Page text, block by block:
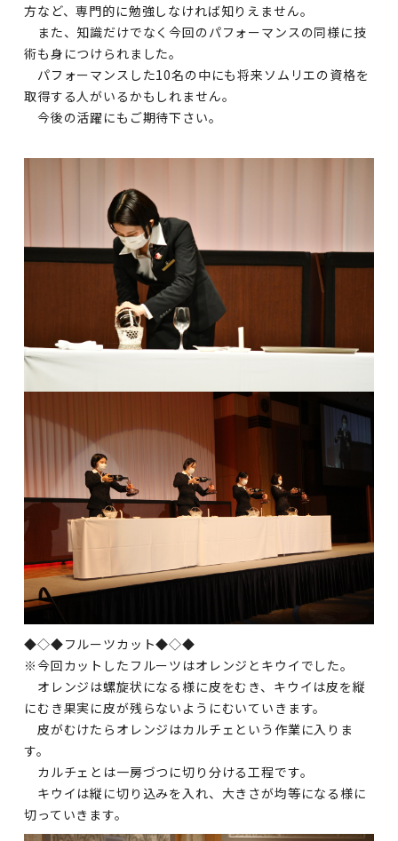
方など、専門的に勉強しなければ知りえません。
また、知識だけでなく今回のパフォーマンスの同様に技
術も身につけられました。
パフォーマンスした10名の中にも将来ソムリエの資格を
取得する人がいるかもしれません。
今後の活躍にもご期待下さい。
◆◇◆フルーツカット◆◇◆
※今回カットしたフルーツはオレンジとキウイでした。
オレンジは螺旋状になる様に皮をむき、キウイは皮を縦
にむき果実に皮が残らないようにむいていきます。
皮がむけたらオレンジはカルチェという作業に入りま
す。
カルチェとは一房づつに切り分ける工程です。
キウイは縦に切り込みを入れ、大きさが均等になる様に
切っていきます。